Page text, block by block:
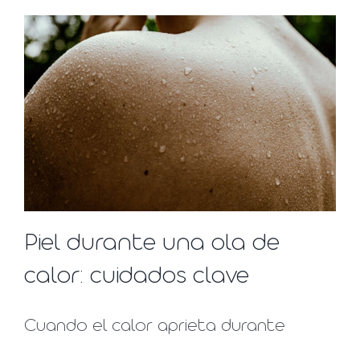
Piel durante una ola de
calor: cuidados clave
Cuando el calor aprieta durante